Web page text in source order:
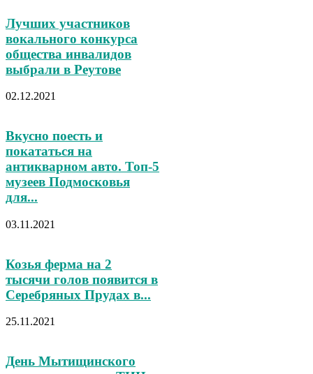
Лучших участников
вокального конкурса
общества инвалидов
выбрали в Реутове
02.12.2021
Вкусно поесть и
покататься на
антикварном авто. Топ-5
музеев Подмосковья
для...
03.11.2021
Козья ферма на 2
тысячи голов появится в
Серебряных Прудах в...
25.11.2021
День Мытищинского